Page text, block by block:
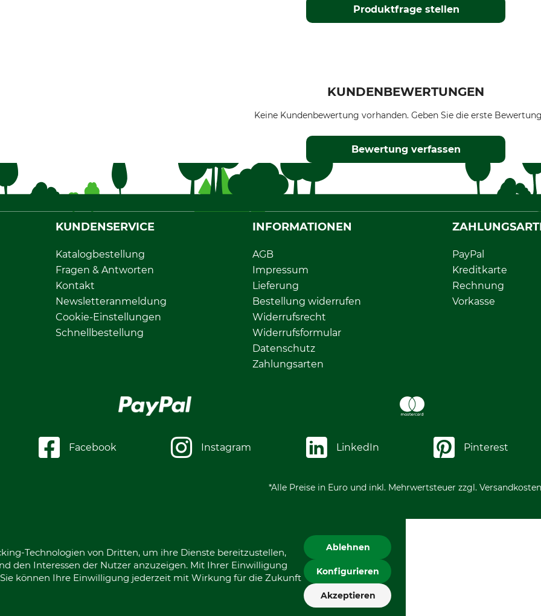
Produktfrage stellen
KUNDENBEWERTUNGEN
Keine Kundenbewertung vorhanden. Geben Sie die erste
Bewertung verfassen
KUNDENSERVICE
Katalogbestellung
Fragen & Antworten
Kontakt
Newsletteranmeldung
Cookie-Einstellungen
Schnellbestellung
INFORMATIONEN
AGB
Impressum
Lieferung
Bestellung widerrufen
Widerrufsrecht
Widerrufsformular
Datenschutz
Zahlungsarten
PayPal
Kreditkarte
Rechnung
Vorkasse
Facebook Instagram LinkedIn Pinterest
*Alle Preise in Euro und inkl. Mehrwertsteuer zzgl.
Technologien von Dritten, um ihre Dienste bereitzustellen,
den Interessen der Nutzer anzuzeigen. Mit Ihrer Einwilligung
können Ihre Einwilligung jederzeit mit Wirkung für die Zukunft
Ablehnen
Konfigurieren
Akzeptieren